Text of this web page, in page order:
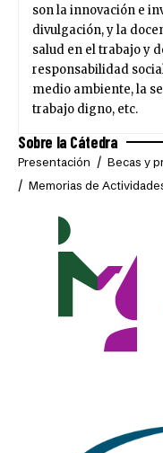
son la innovación e
divulgación, y la
salud en el trabajo y
responsabilidad
medio ambiente, la
trabajo digno, etc.
Sobre la Cátedra
Presentación Becas y
Memorias de